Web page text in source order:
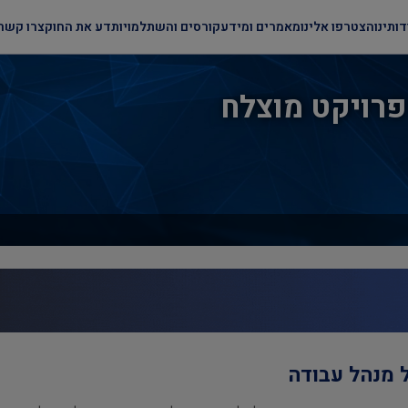
הצטרפו אלינומאמרים ומידעקורסים והשתלמויותדע את החוקצרו
מוצלח
מנהל עבודה